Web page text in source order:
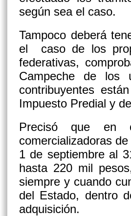
según sea el caso.
Tampoco deberá
el caso de los
federativas,
Campeche de los
contribuyentes
Impuesto Predial y
Precisó que en
comercializadoras
1 de septiembre al
hasta 220 mil
siempre y cuando
del Estado, dentro
adquisición.